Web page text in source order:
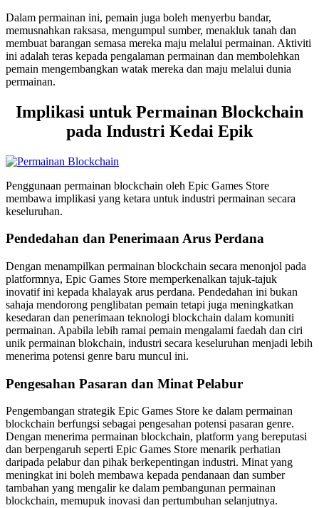
Dalam permainan ini, pemain juga boleh menyerbu bandar,
memusnahkan raksasa, mengumpul sumber, menakluk tanah dan
membuat barangan semasa mereka maju melalui permainan. Aktiviti
ini adalah teras kepada pengalaman permainan dan membolehkan
pemain mengembangkan watak mereka dan maju melalui dunia
permainan.
Implikasi untuk Permainan Blockchain
pada Industri Kedai Epik
Penggunaan permainan blockchain oleh Epic Games Store
membawa implikasi yang ketara untuk industri permainan secara
keseluruhan.
Pendedahan dan Penerimaan Arus Perdana
Dengan menampilkan permainan blockchain secara menonjol pada
platformnya, Epic Games Store memperkenalkan tajuk-tajuk
inovatif ini kepada khalayak arus perdana. Pendedahan ini bukan
sahaja mendorong penglibatan pemain tetapi juga meningkatkan
kesedaran dan penerimaan teknologi blockchain dalam komuniti
permainan. Apabila lebih ramai pemain mengalami faedah dan ciri
unik permainan blokchain, industri secara keseluruhan menjadi lebih
menerima potensi genre baru muncul ini.
Pengesahan Pasaran dan Minat Pelabur
Pengembangan strategik Epic Games Store ke dalam permainan
blockchain berfungsi sebagai pengesahan potensi pasaran genre.
Dengan menerima permainan blockchain, platform yang bereputasi
dan berpengaruh seperti Epic Games Store menarik perhatian
daripada pelabur dan pihak berkepentingan industri. Minat yang
meningkat ini boleh membawa kepada pendanaan dan sumber
tambahan yang mengalir ke dalam pembangunan permainan
blockchain, memupuk inovasi dan pertumbuhan selanjutnya.